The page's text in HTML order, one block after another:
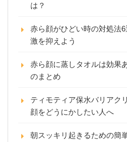
は？
赤ら顔がひどい時の対処法
激を抑えよう
赤ら顔に蒸しタオルは効果
のまとめ
ティモティア保水バリアク
顔をどうにかしたい人へ
朝スッキリ起きるための簡